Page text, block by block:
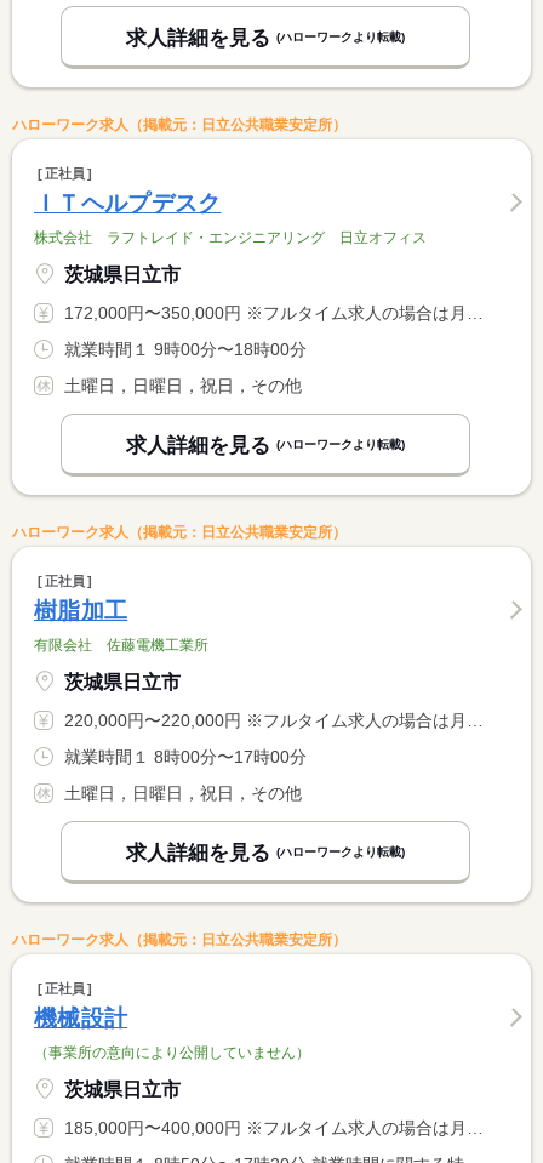
求人詳細を見る (ハローワークより転載)
ハローワーク求人（掲載元：日立公共職業安定所）
正社員
ＩＴヘルプデスク
株式会社 ラフトレイド・エンジニアリング 日立オフィス
茨城県日立市
172,000円〜350,000円 ※フルタイム求人の場合は月額（換算額）、パート求人の場合は時間額を表示しています。
就業時間１ 9時00分〜18時00分
土曜日，日曜日，祝日，その他
求人詳細を見る (ハローワークより転載)
ハローワーク求人（掲載元：日立公共職業安定所）
正社員
樹脂加工
有限会社 佐藤電機工業所
茨城県日立市
220,000円〜220,000円 ※フルタイム求人の場合は月額（換算額）、パート求人の場合は時間額を表示しています。
就業時間１ 8時00分〜17時00分
土曜日，日曜日，祝日，その他
求人詳細を見る (ハローワークより転載)
ハローワーク求人（掲載元：日立公共職業安定所）
正社員
機械設計
（事業所の意向により公開していません）
茨城県日立市
185,000円〜400,000円 ※フルタイム求人の場合は月額（換算額）、パート求人の場合は時間額を表示しています。